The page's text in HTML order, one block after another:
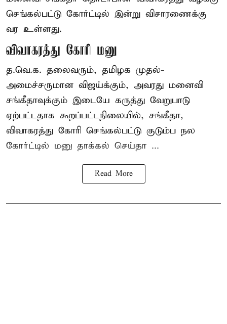
செங்கல்பட்டு கோர்ட்டில் இன்று விசாரணைக்கு
வர உள்ளது.
விவாகரத்து கோரி மனு
த.வெ.க. தலைவரும், தமிழக முதல்-
அமைச்சருமான விஜய்க்கும், அவரது மனைவி
சங்கீதாவுக்கும் இடையே கருத்து வேறுபாடு
ஏற்பட்டதாக கூறப்பட்டநிலையில், சங்கீதா,
விவாகரத்து கோரி செங்கல்பட்டு குடும்ப நல
கோர்ட்டில் மனு தாக்கல் செய்தா ...
Read More